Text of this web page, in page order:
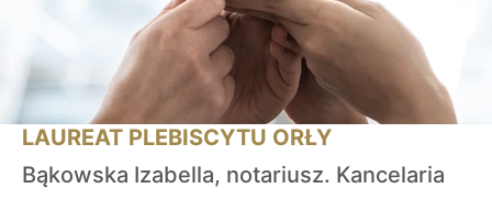
LAUREAT PLEBISCYTU ORŁY
Bąkowska Izabella, notariusz. Kancelaria